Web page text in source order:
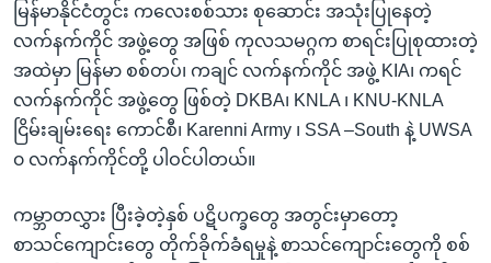
မြန်မာနိုင်ငံတွင်း ကလေးစစ်သား စုဆောင်း အသုံးပြုနေတဲ့
လက်နက်ကိုင် အဖွဲ့တွေ အဖြစ် ကုလသမဂ္ဂက စာရင်းပြုစုထားတဲ့
အထဲမှာ မြန်မာ စစ်တပ်၊ ကချင် လက်နက်ကိုင် အဖွဲ့ KIA၊ ကရင်
လက်နက်ကိုင် အဖွဲ့တွေ ဖြစ်တဲ့ DKBA၊ KNLA ၊ KNU-KNLA
ငြိမ်းချမ်းရေး ကောင်စီ၊ Karenni Army ၊ SSA –South နဲ့ UWSA
၀ လက်နက်ကိုင်တို့ ပါဝင်ပါတယ်။
ကမ္ဘာတလွှား ပြီးခဲ့တဲ့နှစ် ပဋိပက္ခတွေ အတွင်းမှာတော့
စာသင်ကျောင်းတွေ တိုက်ခိုက်ခံရမှုနဲ့ စာသင်ကျောင်းတွေကို စစ်